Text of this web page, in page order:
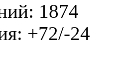
1874
+72/-24